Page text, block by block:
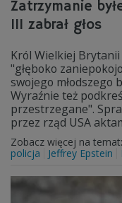
Zatrzymanie
III zabrał głos
Król Wielkiej Brytanii
"głęboko
swojego młodszego
Wyraźnie też
przestrzegane".
przez rząd USA
Zobacz więcej na temat:
policja
Jeffrey Epstein